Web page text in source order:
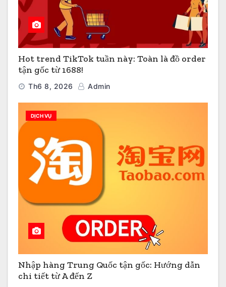
Hot trend TikTok tuần này: Toàn là đồ order
tận gốc từ 1688!
Th6 8, 2026 Admin
DỊCH VỤ
Nhập hàng Trung Quốc tận gốc: Hướng dẫn
chi tiết từ A đến Z